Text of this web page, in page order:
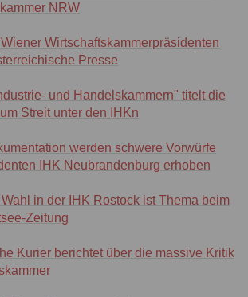
NRW
Wirtschaftskammerpräsidenten
Presse
und Handelskammern" titelt die
Streit unter den IHKn
werden schwere Vorwürfe
IHK Neubrandenburg erhoben
in der IHK Rostock ist Thema beim
Zeitung
Kurier berichtet über die massive Kritik